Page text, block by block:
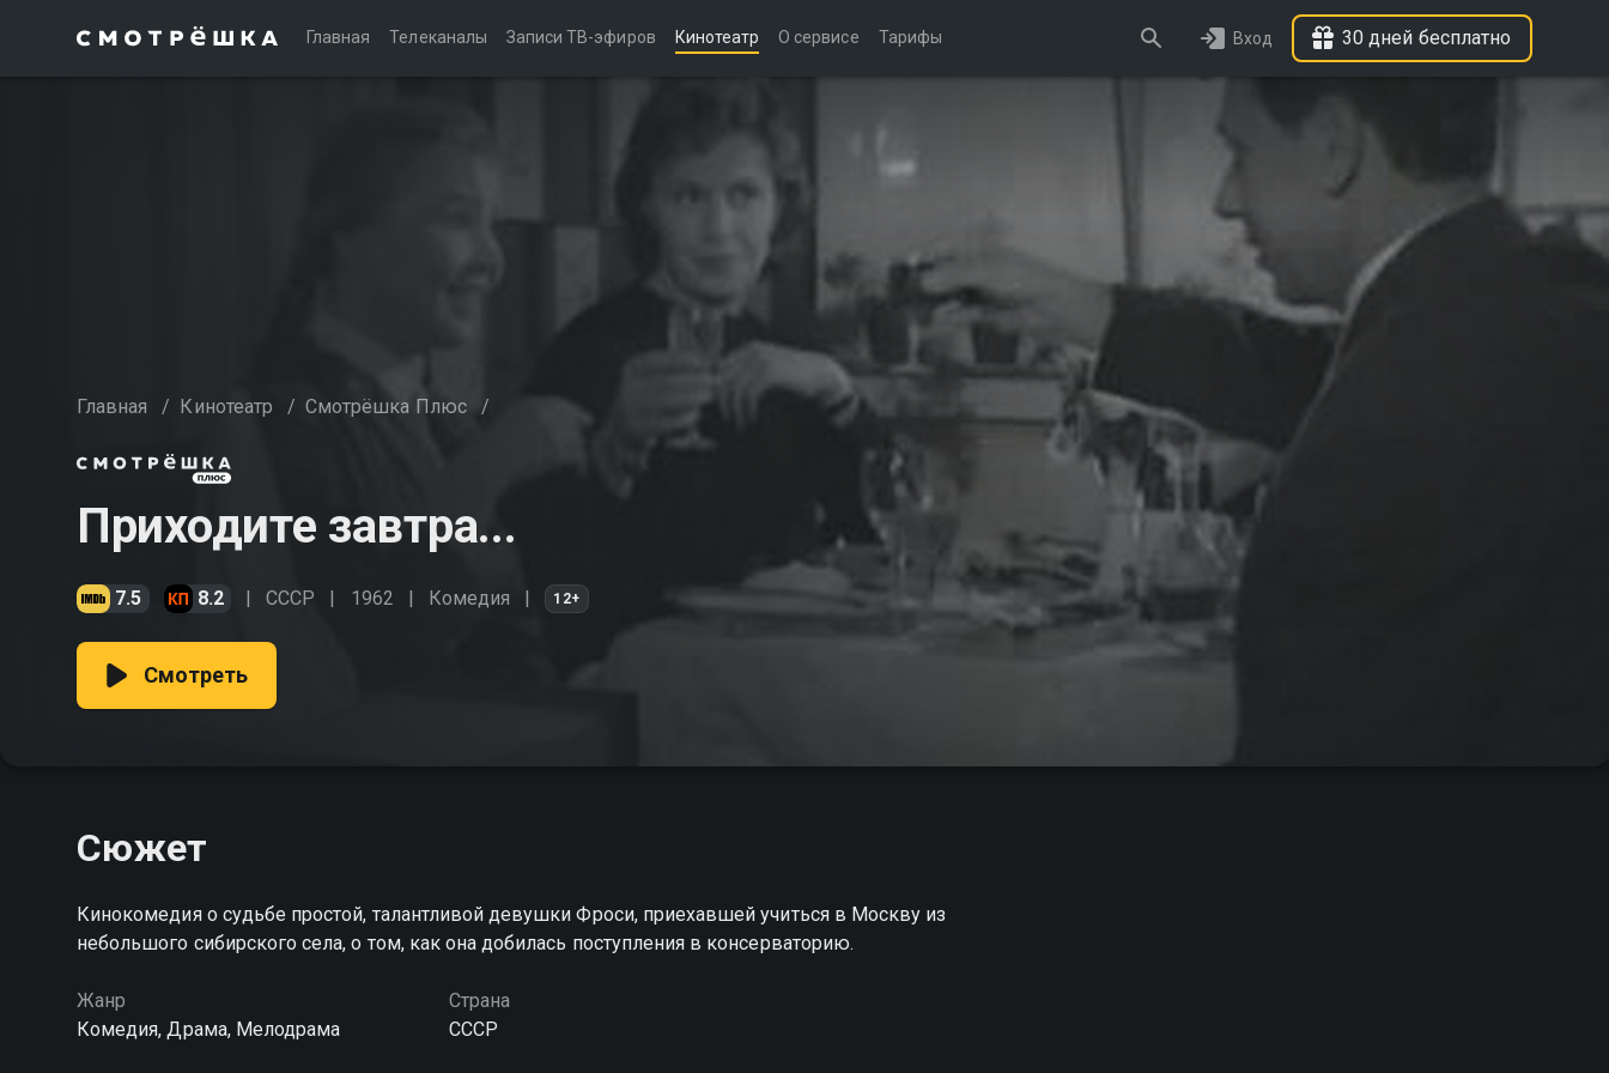
Главная Телеканалы Записи ТВ-эфиров Кинотеатр О сервисе Тарифы Вход 30 дней бесплатно
Главная / Кинотеатр / Смотрёшка Плюс /
Приходите завтра...
7.5 8.2 СССР 1962 Комедия 12+
Смотреть
Сюжет
Кинокомедия о судьбе простой, талантливой девушки Фроси, приехавшей учиться в Москву из
небольшого сибирского села, о том, как она добилась поступления в консерваторию.
Жанр
Комедия, Драма, Мелодрама
Страна
СССР